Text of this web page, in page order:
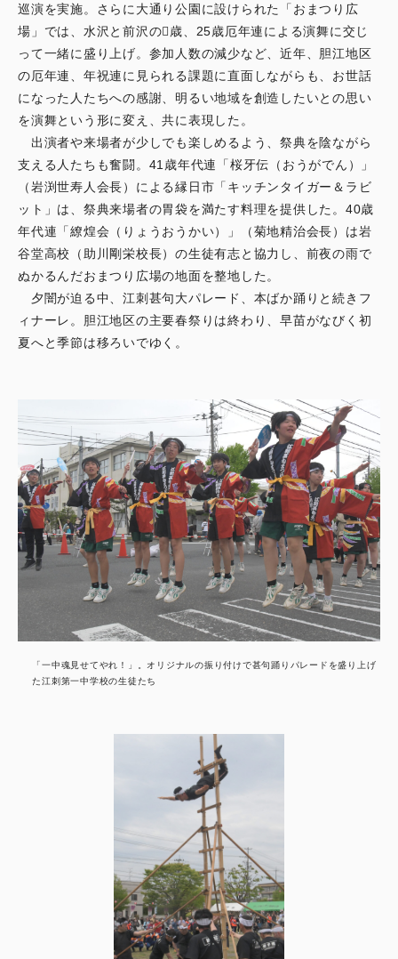
巡演を実施。さらに大通り公園に設けられた「おまつり広
場」では、水沢と前沢の歳、25歳厄年連による演舞に交じ
って一緒に盛り上げ。参加人数の減少など、近年、胆江地区
の厄年連、年祝連に見られる課題に直面しながらも、お世話
になった人たちへの感謝、明るい地域を創造したいとの思い
を演舞という形に変え、共に表現した。
出演者や来場者が少しでも楽しめるよう、祭典を陰ながら
支える人たちも奮闘。41歳年代連「桜牙伝（おうがでん）」
（岩渕世寿人会長）による縁日市「キッチンタイガー＆ラビ
ット」は、祭典来場者の胃袋を満たす料理を提供した。40歳
年代連「繚煌会（りょうおうかい）」（菊地精治会長）は岩
谷堂高校（助川剛栄校長）の生徒有志と協力し、前夜の雨で
ぬかるんだおまつり広場の地面を整地した。
夕闇が迫る中、江刺甚句大パレード、本ばか踊りと続きフ
ィナーレ。胆江地区の主要春祭りは終わり、早苗がなびく初
夏へと季節は移ろいでゆく。
「一中魂見せてやれ！」。オリジナルの振り付けで甚句踊りパレードを盛り上げ
た江刺第一中学校の生徒たち